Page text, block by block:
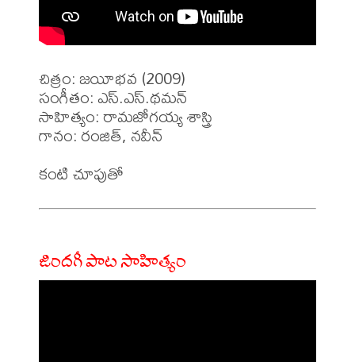
చిత్రం: జయీభవ (2009)
సంగీతం: ఎస్.ఎస్.థమన్
సాహిత్యం: రామజోగయ్య శాస్త్రి
గానం: రంజిత్, నవీన్
జిందగీ పాట సాహిత్యం